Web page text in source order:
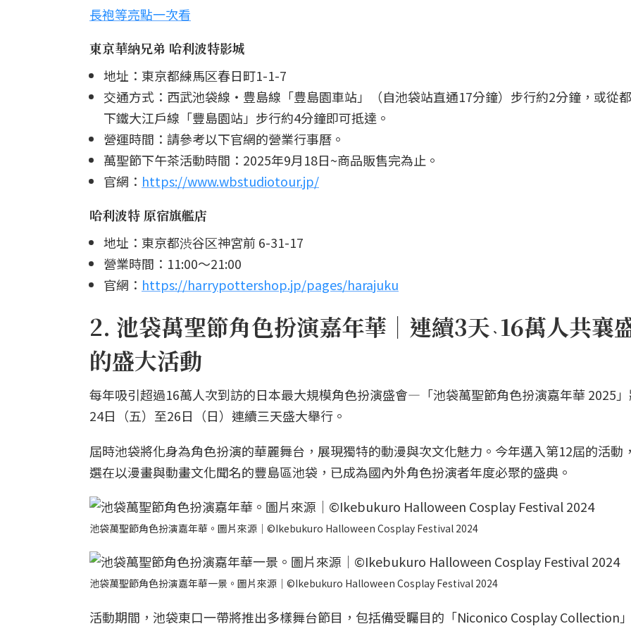
長袍等亮點一次看
東京華納兄弟 哈利波特影城
地址：東京都練馬区春日町1-1-7
交通方式：西武池袋線・豊島線「豊島園車站」（自池袋站直通17分鐘）步行約2分鐘，或從
下鐵大江戶線「豐島園站」步行約4分鐘即可抵達。
營運時間：請參考以下官網的營業行事曆。
萬聖節下午茶活動時間：2025年9月18日~商品販售完為止。
官網： https://www.wbstudiotour.jp/
哈利波特 原宿旗艦店
地址：東京都渋谷区神宮前 6-31-17
營業時間：11:00～21:00
官網： https://harrypottershop.jp/pages/harajuku
2. 池袋萬聖節角色扮演嘉年華｜連續3天 、 16萬人共襄
的盛大活動
每年吸引超過16萬人次到訪的日本最大規模角色扮演盛會—「池袋萬聖節角色扮演嘉年華 2025
24日（五）至26日（日）連續三天盛大舉行。
屆時池袋將化身為角色扮演的華麗舞台，展現獨特的動漫與次文化魅力。今年邁入第12屆的活動
選在以漫畫與動畫文化聞名的豐島區池袋，已成為國內外角色扮演者年度必聚的盛典。
池袋萬聖節角色扮演嘉年華。圖片來源｜©Ikebukuro Halloween Cosplay Festival 2024
池袋萬聖節角色扮演嘉年華一景。圖片來源｜©Ikebukuro Halloween Cosplay Festival 2024
活動期間，池袋東口一帶將推出多樣舞台節目，包括備受矚目的「Niconico Cosplay Collection